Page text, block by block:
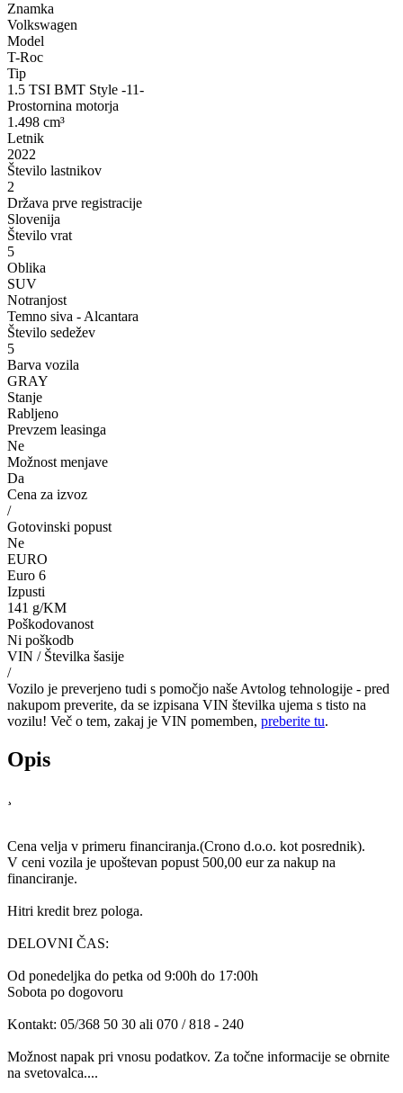
Znamka
Volkswagen
Model
T-Roc
Tip
1.5 TSI BMT Style -11-
Prostornina motorja
1.498 cm³
Letnik
2022
Število lastnikov
2
Država prve registracije
Slovenija
Število vrat
5
Oblika
SUV
Notranjost
Temno siva - Alcantara
Število sedežev
5
Barva vozila
GRAY
Stanje
Rabljeno
Prevzem leasinga
Ne
Možnost menjave
Da
Cena za izvoz
/
Gotovinski popust
Ne
EURO
Euro 6
Izpusti
141 g/KM
Poškodovanost
Ni poškodb
VIN / Številka šasije
/
Vozilo je preverjeno tudi s pomočjo naše Avtolog tehnologije - pred
nakupom preverite, da se izpisana VIN številka ujema s tisto na
vozilu! Več o tem, zakaj je VIN pomemben, preberite tu.
Opis
Cena velja v primeru financiranja.(Crono d.o.o. kot posrednik).
V ceni vozila je upoštevan popust 500,00 eur za nakup na
financiranje.
Hitri kredit brez pologa.
DELOVNI ČAS:
Od ponedeljka do petka od 9:00h do 17:00h
Sobota po dogovoru
Kontakt: 05/368 50 30 ali 070 / 818 - 240
Možnost napak pri vnosu podatkov. Za točne informacije se obrnite
na svetovalca....